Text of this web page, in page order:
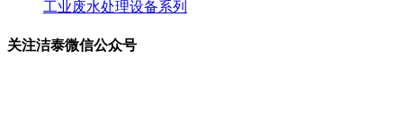
工业废水处理设备系列
关注洁泰微信公众号